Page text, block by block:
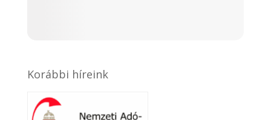
Korábbi híreink